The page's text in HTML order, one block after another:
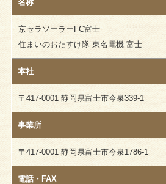
名称
京セラソーラーFC富士
住まいのおたすけ隊 東名電機 富士
本社
〒417-0001 静岡県富士市今泉339-1
事業所
〒417-0001 静岡県富士市今泉1786-1
電話・FAX